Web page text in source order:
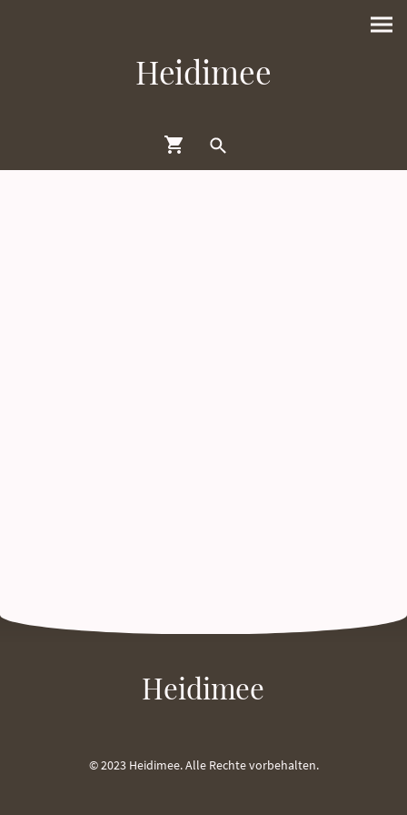
Heidimee
Heidimee
© 2023 Heidimee. Alle Rechte vorbehalten.